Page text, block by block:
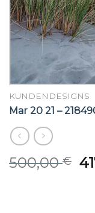
KUNDENDESIGNS
Mar 20 21 –
500,00€